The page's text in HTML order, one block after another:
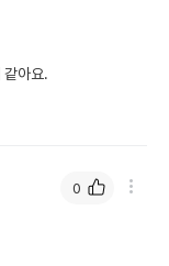
같아요.
0